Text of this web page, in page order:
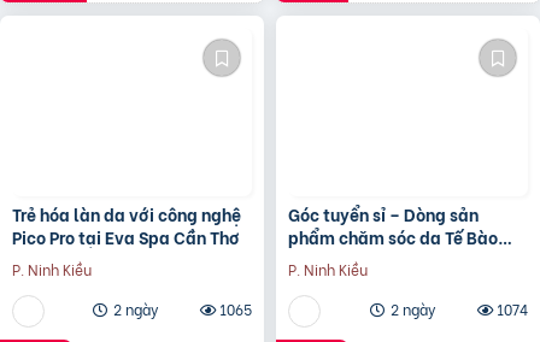
Trẻ hóa làn da với công nghệ
Pico Pro tại Eva Spa Cần Thơ
P. Ninh Kiều
2 ngày
1065
Góc tuyển sỉ – Dòng sản
phẩm chăm sóc da Tế Bào
Tươi V.O.C+
P. Ninh Kiều
2 ngày
1074